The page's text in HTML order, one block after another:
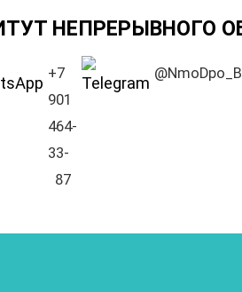
НЕПРЕРЫВНОГО
+7
901
464-
33-
87